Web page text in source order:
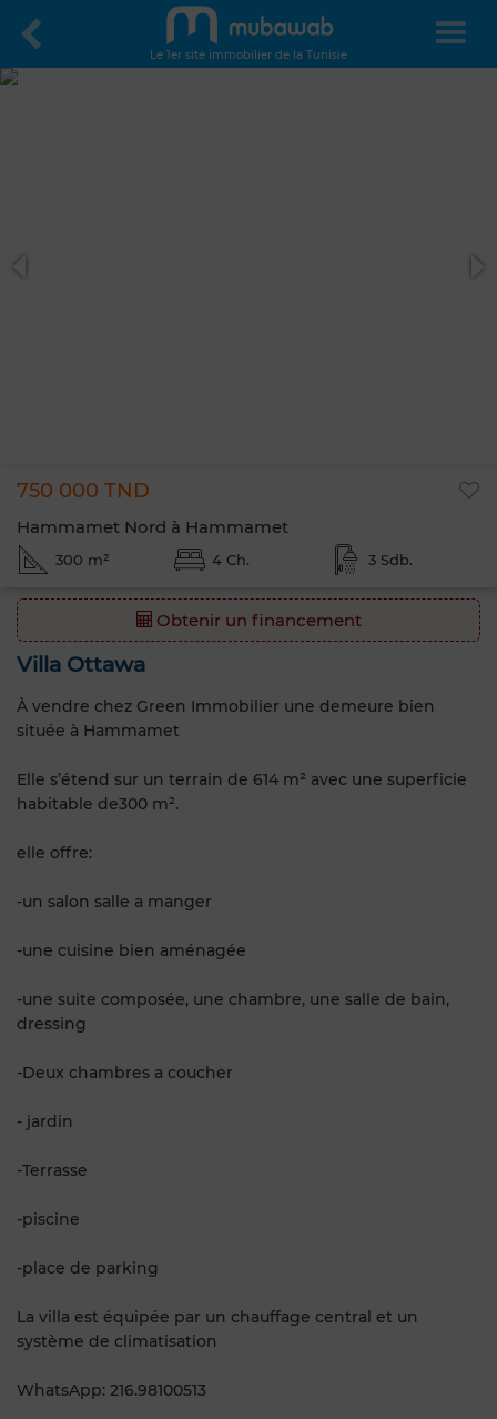
Le 1er site immobilier de la Tunisie
750 000 TND
Hammamet Nord à Hammamet
300 m² 4 Ch. 3 Sdb.
Obtenir un financement
Villa Ottawa
À vendre chez Green Immobilier une demeure bien
située à Hammamet
Elle s’étend sur un terrain de 614 m² avec une superficie
habitable de300 m².
elle offre:
-un salon salle a manger
-une cuisine bien aménagée
-une suite composée, une chambre, une salle de bain,
dressing
-Deux chambres a coucher
- jardin
-Terrasse
-piscine
-place de parking
La villa est équipée par un chauffage central et un
système de climatisation
WhatsApp: 216.98100513